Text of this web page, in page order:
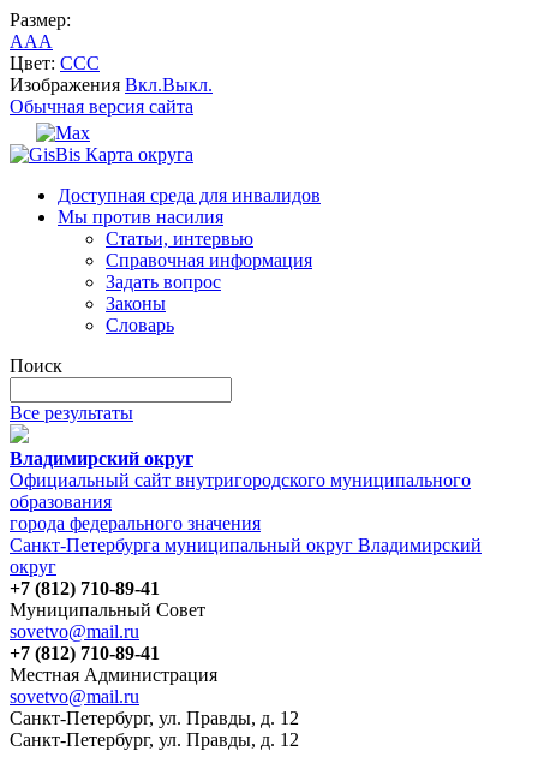
Размер:
AAA
Цвет: CCC
Изображения Вкл.Выкл.
Обычная версия сайта
Карта округа
Доступная среда для инвалидов
Мы против насилия
Статьи, интервью
Справочная информация
Задать вопрос
Законы
Словарь
Поиск
Все результаты
Владимирский округ
Официальный сайт внутригородского муниципального
образования
города федерального значения
Санкт-Петербурга муниципальный округ Владимирский
округ
+7 (812) 710-89-41
Муниципальный Совет
sovetvo@mail.ru
+7 (812) 710-89-41
Местная Администрация
sovetvo@mail.ru
Санкт-Петербург, ул. Правды, д. 12
Санкт-Петербург, ул. Правды, д. 12